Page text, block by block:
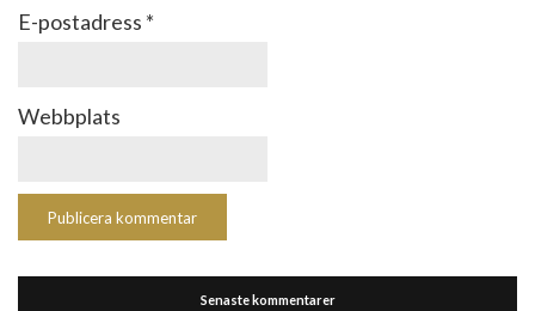
E-postadress *
Webbplats
Senaste kommentarer